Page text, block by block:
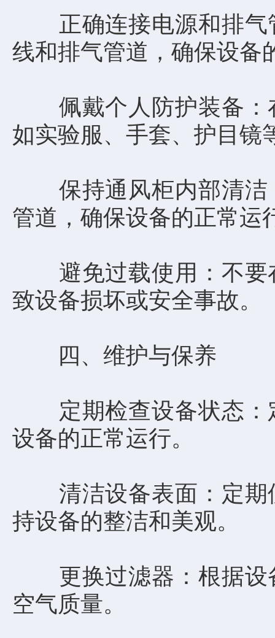
正确连接电源和排气
线和排气管道，确保设备
佩戴个人防护装备：
如实验服、手套、护目镜
保持通风柜内部清洁
管道，确保设备的正常运
避免过载使用：不要
致设备损坏或安全事故。
四、维护与保养
定期检查设备状态：
设备的正常运行。
清洁设备表面：定期
持设备的整洁和美观。
更换过滤器：根据设
空气质量。